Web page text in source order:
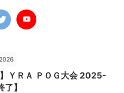
】ＹＲＡ ＰＯＧ大会 2025-
】